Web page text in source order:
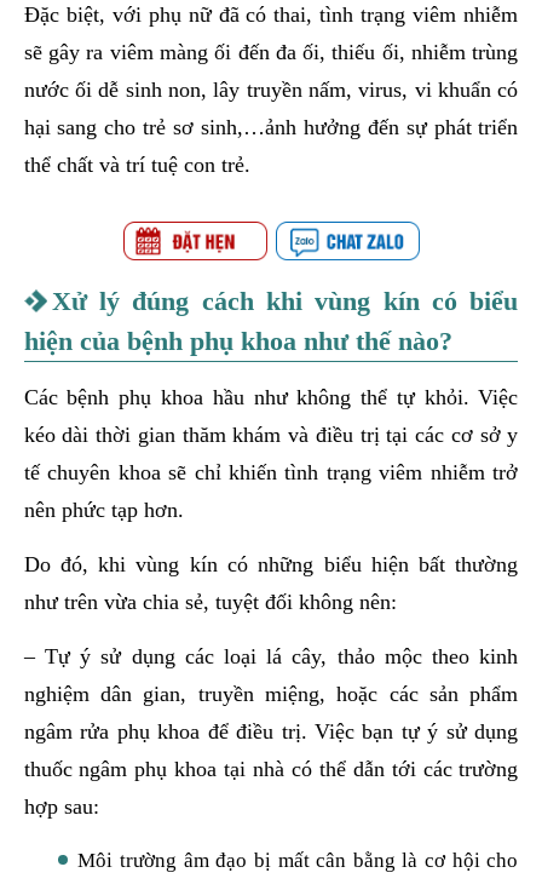
Đặc biệt, với phụ nữ đã có thai, tình trạng viêm nhiễm
sẽ gây ra viêm màng ối đến đa ối, thiếu ối, nhiễm trùng
nước ối dễ sinh non, lây truyền nấm, virus, vi khuẩn có
hại sang cho trẻ sơ sinh,…ảnh hưởng đến sự phát triển
thể chất và trí tuệ con trẻ.
Xử lý đúng cách khi vùng kín có biểu
hiện của bệnh phụ khoa như thế nào?
Các bệnh phụ khoa hầu như không thể tự khỏi. Việc
kéo dài thời gian thăm khám và điều trị tại các cơ sở y
tế chuyên khoa sẽ chỉ khiến tình trạng viêm nhiễm trở
nên phức tạp hơn.
Do đó, khi vùng kín có những biểu hiện bất thường
như trên vừa chia sẻ, tuyệt đối không nên:
– Tự ý sử dụng các loại lá cây, thảo mộc theo kinh
nghiệm dân gian, truyền miệng, hoặc các sản phẩm
ngâm rửa phụ khoa để điều trị. Việc bạn tự ý sử dụng
thuốc ngâm phụ khoa tại nhà có thể dẫn tới các trường
hợp sau:
Môi trường âm đạo bị mất cân bằng là cơ hội cho